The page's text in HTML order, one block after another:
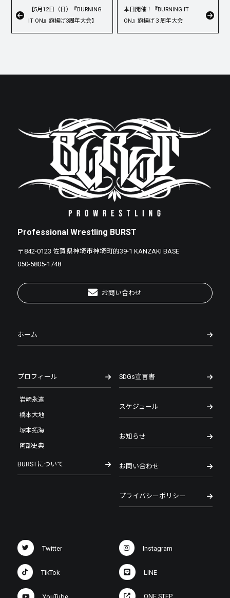
【5月12日（日）『BURNING
IT ON』旗揚げ3周年大会】
本日開催！『BURNING IT
ON』旗揚げ３周年大会
Professional Wrestling BURST
〒842-0123 佐賀県神埼市神埼町的39-1 KANZAKI BASE
050-5805-1748
お問い合わせ
ホーム
プロフィール
岩崎永遠
橋本大地
塚本拓海
阿部史典
BURSTについて
SDGs宣言書
スケジュール
お知らせ
お問い合わせ
プライバシーポリシー
Twitter Instagram
TikTok LINE
ONE STEP